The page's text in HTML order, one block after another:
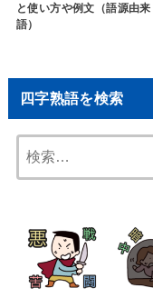
と使い方や例文（語源由
語）
四字熟語を検索